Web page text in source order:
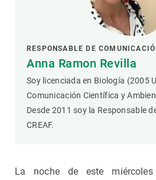
RESPONSABLE DE
Anna Ramon Revilla
Soy licenciada en Biología (2005
Comunicación Científica y
Desde 2011 soy la Responsable
CREAF.
La noche de este